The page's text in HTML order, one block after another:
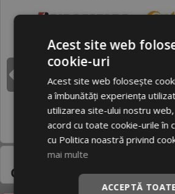
DUNLOP
HANKOOK
Inapoi
Pneuri 35/
Gama variata de la
Acest site web
cookie-uri
Acest site web folosește
a îmbunătăți experiența
utilizarea site-ului nostru
acord cu toate cookie-urile în
cu Politica noastră privind
mai multe
ACCEPTĂ